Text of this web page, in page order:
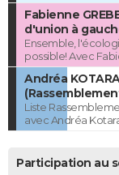
Fabienne
d'union à
Ensemble,
possible! Avec
Andréa
Liste
avec Andréa
Participation au